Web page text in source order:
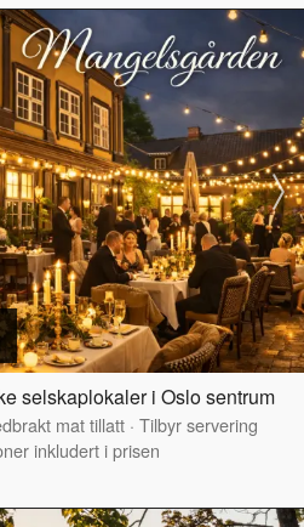
selskaplokaler i Oslo sentrum
mat tillatt · Tilbyr servering
inkludert i prisen